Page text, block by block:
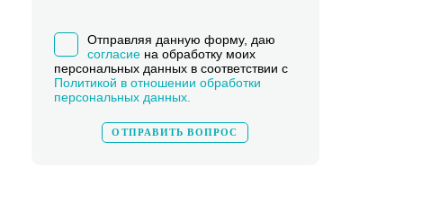
Отправляя данную форму, даю
согласиена обработку моих
персональных данных в соответствии с
Политикой в отношении обработки
персональных данных.